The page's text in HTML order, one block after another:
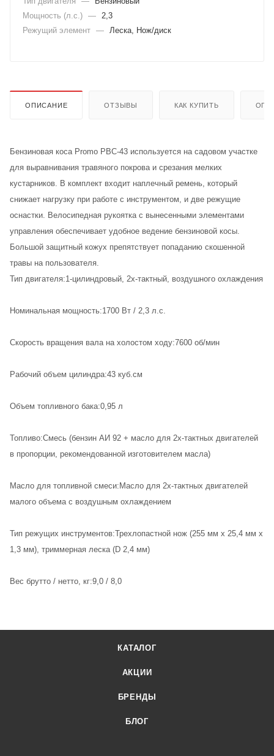
Мощность (л.с.) — 2,3
Режущий элемент — Леска, Нож/диск
ОПИСАНИЕ ОТЗЫВЫ КАК КУПИТЬ
Бензиновая коса Promo PBC-43 используется на садовом участке
для выравнивания травяного покрова и срезания мелких
кустарников. В комплект входит наплечный ремень, который
снижает нагрузку при работе с инструментом, и две режущие
оснастки. Велосипедная рукоятка с вынесенными элементами
управления обеспечивает удобное ведение бензиновой косы.
Большой защитный кожух препятствует попаданию скошенной
травы на пользователя.
Тип двигателя:1-цилиндровый, 2х-тактный, воздушного охлаждения
Номинальная мощность:1700 Вт / 2,3 л.с.
Скорость вращения вала на холостом ходу:7600 об/мин
Рабочий объем цилиндра:43 куб.см
Объем топливного бака:0,95 л
Топливо:Смесь (бензин АИ 92 + масло для 2х-тактных двигателей
в пропорции, рекомендованной изготовителем масла)
Масло для топливной смеси:Масло для 2х-тактных двигателей
малого объема с воздушным охлаждением
Тип режущих инструментов:Трехлопастной нож (255 мм х 25,4 мм х
1,3 мм), триммерная леска (D 2,4 мм)
Вес брутто / нетто, кг:9,0 / 8,0
КАТАЛОГ
АКЦИИ
БРЕНДЫ
БЛОГ